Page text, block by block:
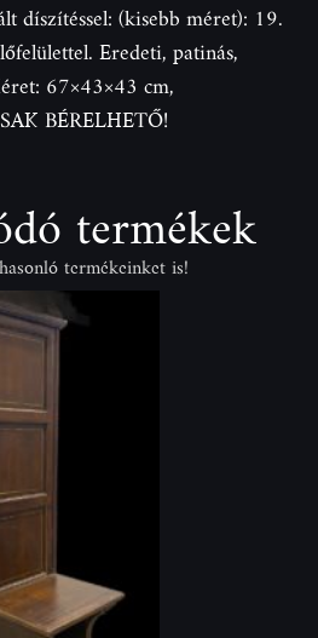
díszítéssel: (kisebb méret): 19.
Eredeti, patinás,
67×43×43 cm,
BÉRELHETŐ!
termékek
termékeinket is!